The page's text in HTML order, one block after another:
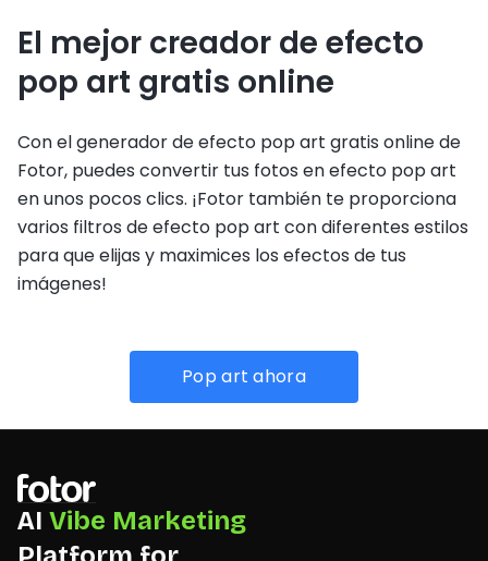
El mejor creador de efecto
pop art gratis online
Con el generador de efecto pop art gratis online de
Fotor, puedes convertir tus fotos en efecto pop art
en unos pocos clics. ¡Fotor también te proporciona
varios filtros de efecto pop art con diferentes estilos
para que elijas y maximices los efectos de tus
imágenes!
Pop art ahora
AI Vibe Marketing